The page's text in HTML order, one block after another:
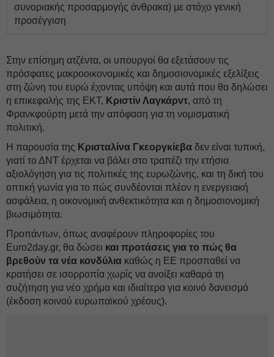
συνοριακής προσαρμογής άνθρακα) με στόχο γενική
προσέγγιση
Στην επίσημη ατζέντα, οι υπουργοί θα εξετάσουν τις
πρόσφατες μακροοικονομικές και δημοσιονομικές εξελίξεις
στη ζώνη του ευρώ έχοντας υπόψη και αυτά που θα δηλώσει
η επικεφαλής της ΕΚΤ, Κριστίν Λαγκάρντ, από τη
Φρανκφούρτη μετά την απόφαση για τη νομισματική
πολιτική.
Η παρουσία της Κρισταλίνα Γκεοργκίεβα δεν είναι τυπική,
γιατί το ΔΝΤ έρχεται να βάλει στο τραπέζι την ετήσια
αξιολόγηση για τις πολιτικές της ευρωζώνης, και τη δική του
οπτική γωνία για το πώς συνδέονται πλέον η ενεργειακή
ασφάλεια, η οικονομική ανθεκτικότητα και η δημοσιονομική
βιωσιμότητα.
Προπάντων, όπως αναφέρουν πληροφορίες του
Euro2day.gr, θα δώσει και προτάσεις για το πώς θα
βρεθούν τα νέα κονδύλια καθώς η ΕΕ προσπαθεί να
κρατήσει σε ισορροπία χωρίς να ανοίξει καθαρά τη
συζήτηση για νέο χρήμα και ιδιαίτερα για κοινό δανεισμό
(έκδοση κοινού ευρωπαϊκού χρέους).